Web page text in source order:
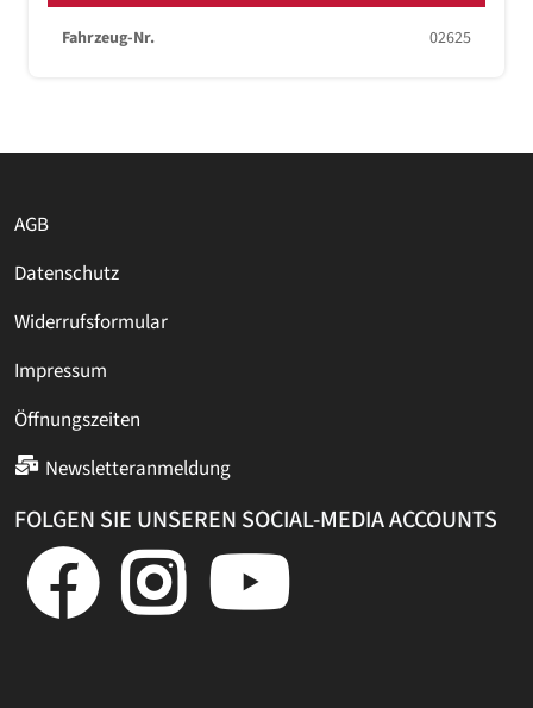
Fahrzeug-Nr. 02625
AGB
Datenschutz
Widerrufsformular
Impressum
Öffnungszeiten
Newsletteranmeldung
FOLGEN SIE UNSEREN SOCIAL-MEDIA ACCOUNTS